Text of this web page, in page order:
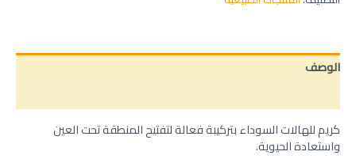
الوصف
كريم للهالات السوداء بتركيبة فعالة لتفتيح المنطقة تحت العين
واستعادة الحيوية.